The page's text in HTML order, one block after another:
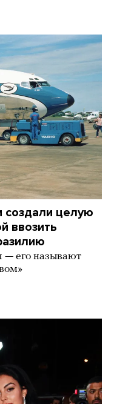
создали целую
ввозить
— его называют